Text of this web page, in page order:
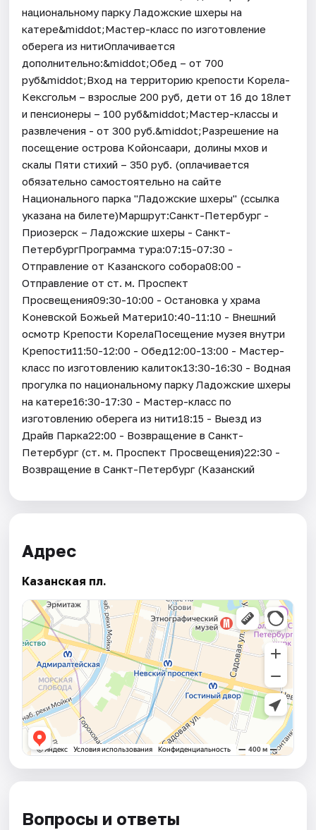
национальному парку Ладожские шхеры на
катере&middot;Мастер-класс по изготовление
оберега из нитиОплачивается
дополнительно:&middot;Обед – от 700
руб&middot;Вход на территорию крепости Корела-
Кексгольм – взрослые 200 руб, дети от 16 до 18лет
и пенсионеры – 100 руб&middot;Мастер-классы и
развлечения - от 300 руб.&middot;Разрешение на
посещение острова Койонсаари, долины мхов и
скалы Пяти стихий – 350 руб. (оплачивается
обязательно самостоятельно на сайте
Национального парка "Ладожские шхеры" (ссылка
указана на билете)Маршрут:Санкт-Петербург -
Приозерск – Ладожские шхеры - Санкт-
ПетербургПрограмма тура:07:15-07:30 -
Отправление от Казанского собора08:00 -
Отправление от ст. м. Проспект
Просвещения09:30-10:00 - Остановка у храма
Коневской Божьей Матери10:40-11:10 - Внешний
осмотр Крепости КорелаПосещение музея внутри
Крепости11:50-12:00 - Обед12:00-13:00 - Мастер-
класс по изготовлению калиток13:30-16:30 - Водная
прогулка по национальному парку Ладожские шхеры
на катере16:30-17:30 - Мастер-класс по
изготовлению оберега из нити18:15 - Выезд из
Драйв Парка22:00 - Возвращение в Санкт-
Петербург (ст. м. Проспект Просвещения)22:30 -
Возвращение в Санкт-Петербург (Казанский
Адрес
Казанская пл.
Вопросы и ответы